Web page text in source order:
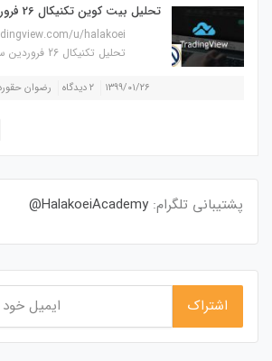
تحلیل بیت کوین تکنیکال 26 فروردین
تحلیل تکنیکال 26 فروردین سلام...
۱۳۹۹/۰۱/۲۶ ۲ دیدگاه رضوان
پشتیبانی تلگرام: HalakoeiAcademy@